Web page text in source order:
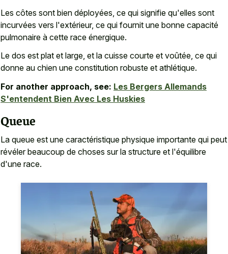
Les côtes sont bien déployées, ce qui signifie qu'elles sont
incurvées vers l'extérieur, ce qui fournit une bonne capacité
pulmonaire à cette race énergique.
Le dos est plat et large, et la cuisse courte et voûtée, ce qui
donne au chien une constitution robuste et athlétique.
For another approach, see: Les Bergers Allemands
S'entendent Bien Avec Les Huskies
Queue
La queue est une caractéristique physique importante qui peut
révéler beaucoup de choses sur la structure et l'équilibre
d'une race.